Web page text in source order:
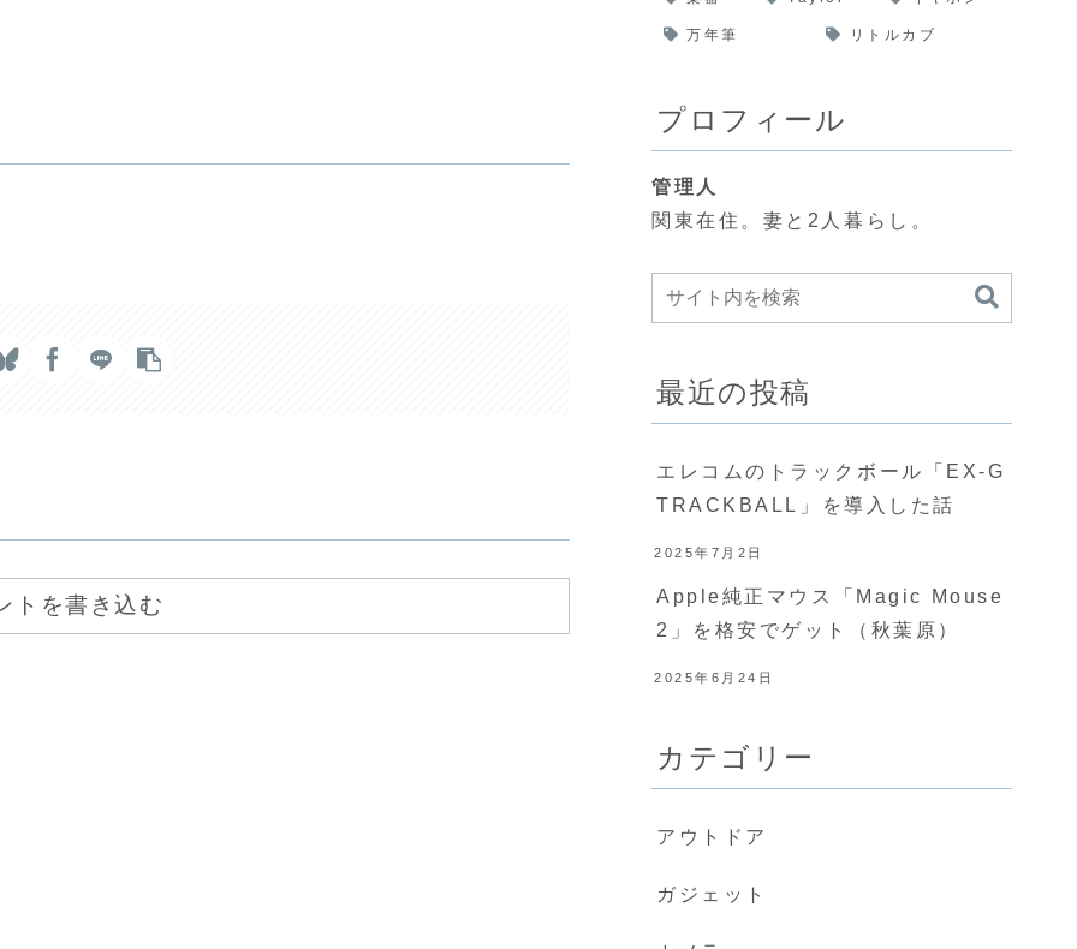
トを書き込む
万年筆 リトルカブ
プロフィール
管理人
関東在住。妻と2人暮らし。
最近の投稿
エレコムのトラックボール「EX-G
TRACKBALL」を導入した話
2025年7月2日
Apple純正マウス「Magic Mouse
2」を格安でゲット（秋葉原）
2025年6月24日
カテゴリー
アウトドア
ガジェット